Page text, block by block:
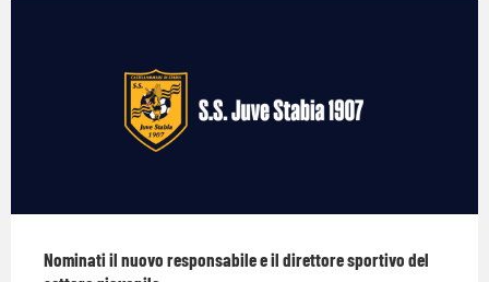
Nominati il nuovo responsabile e il direttore sportivo del